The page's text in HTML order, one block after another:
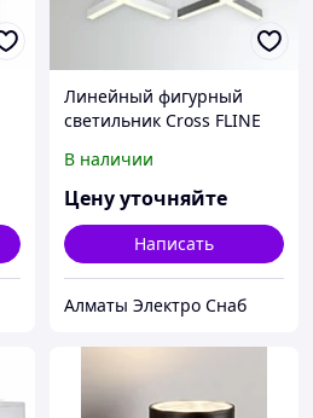
Линейный фигурный
светильник Cross FLINE
100W
В наличии
Цену уточняйте
Написать
Алматы Электро Снаб